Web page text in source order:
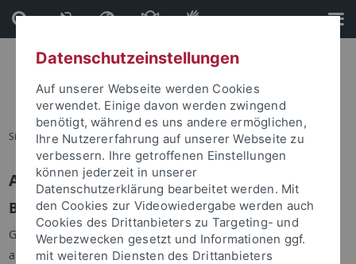
Direkt
zum
Inhalt
Direkt
zur
Fußleiste
Sie sind hier: Startseite
Anmelden
Benutzeranmeldung
Geben Sie Ihren Benutzernamen und Ihr Passwort an um sich
anzumelden:
Datenschutzeinstellungen
Auf unserer Webseite werden Cookies
verwendet. Einige davon werden zwingend
benötigt, während es uns andere ermöglichen,
Ihre Nutzererfahrung auf unserer Webseite zu
verbessern. Ihre getroffenen Einstellungen
können jederzeit in unserer
Datenschutzerklärung bearbeitet werden. Mit
den Cookies zur Videowiedergabe werden auch
Cookies des Drittanbieters zu Targeting- und
Werbezwecken gesetzt und Informationen ggf.
mit weiteren Diensten des Drittanbieters